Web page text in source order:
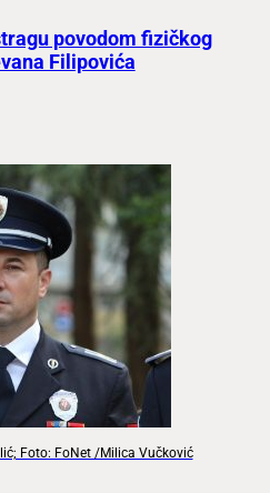
povodom fizičkog
Filipovića
Foto: FoNet /Milica Vučković